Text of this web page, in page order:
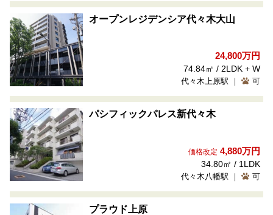
オープンレジデンシア代々木大山
24,800万円
74.84㎡ / 2LDK + W
代々木上原駅 ｜ 可
パシフィックパレス新代々木
価格改定 4,880万円
34.80㎡ / 1LDK
代々木八幡駅 ｜ 可
プラウド上原